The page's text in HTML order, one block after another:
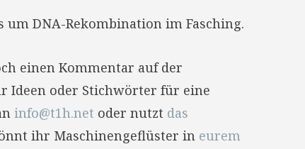
um DNA-Rekombination im Fasching.
einen Kommentar auf der
Ideen oder Stichwörter für eine
info@t1h.net oder nutzt das
ihr Maschinengeflüster in eurem